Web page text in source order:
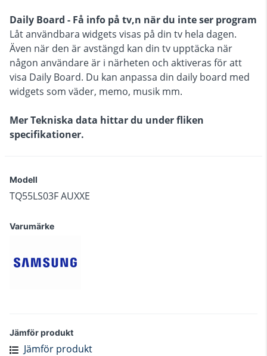
Daily Board - Få info på tv,n när du inte ser program
Låt användbara widgets visas på din tv hela dagen.
Även när den är avstängd kan din tv upptäcka när
någon användare är i närheten och aktiveras för att
visa Daily Board. Du kan anpassa din daily board med
widgets som väder, memo, musik mm.
Mer Tekniska data hittar du under fliken
specifikationer.
Modell
TQ55LS03F AUXXE
Varumärke
Jämför produkt
Jämför produkt